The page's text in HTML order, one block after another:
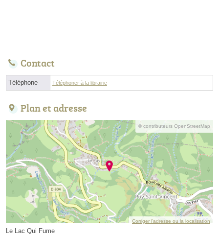
Contact
Téléphone Téléphoner à la librairie
Plan et adresse
© contributeurs OpenStreetMap
Corriger l’adresse ou la localisation
Le Lac Qui Fume